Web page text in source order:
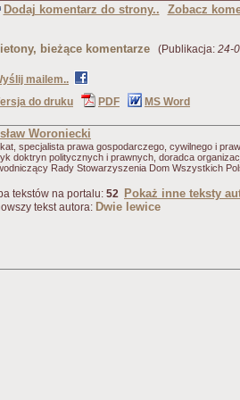
Dodaj komentarz do strony.. Zobacz
bieżące komentarze (Publikacja: 24-
mailem..
do druku
PDF MS Word
Woroniecki
specjalista prawa gospodarczego, cywilnego i
doktryn politycznych i prawnych, doradca
Rady Stowarzyszenia Dom Wszystkich
tekstów na portalu: 52 Pokaż inne teksty
tekst autora: Dwie lewice